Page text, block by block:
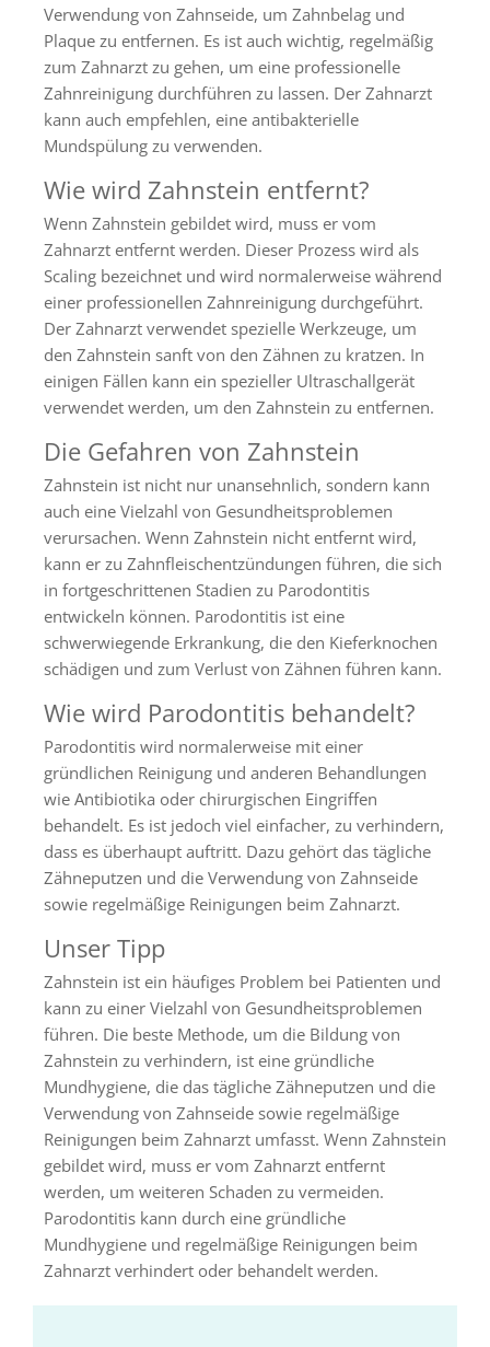
Verwendung von Zahnseide, um Zahnbelag und
Plaque zu entfernen. Es ist auch wichtig, regelmäßig
zum Zahnarzt zu gehen, um eine professionelle
Zahnreinigung durchführen zu lassen. Der Zahnarzt
kann auch empfehlen, eine antibakterielle
Mundspülung zu verwenden.
Wie wird Zahnstein entfernt?
Wenn Zahnstein gebildet wird, muss er vom
Zahnarzt entfernt werden. Dieser Prozess wird als
Scaling bezeichnet und wird normalerweise während
einer professionellen Zahnreinigung durchgeführt.
Der Zahnarzt verwendet spezielle Werkzeuge, um
den Zahnstein sanft von den Zähnen zu kratzen. In
einigen Fällen kann ein spezieller Ultraschallgerät
verwendet werden, um den Zahnstein zu entfernen.
Die Gefahren von Zahnstein
Zahnstein ist nicht nur unansehnlich, sondern kann
auch eine Vielzahl von Gesundheitsproblemen
verursachen. Wenn Zahnstein nicht entfernt wird,
kann er zu Zahnfleischentzündungen führen, die sich
in fortgeschrittenen Stadien zu Parodontitis
entwickeln können. Parodontitis ist eine
schwerwiegende Erkrankung, die den Kieferknochen
schädigen und zum Verlust von Zähnen führen kann.
Wie wird Parodontitis behandelt?
Parodontitis wird normalerweise mit einer
gründlichen Reinigung und anderen Behandlungen
wie Antibiotika oder chirurgischen Eingriffen
behandelt. Es ist jedoch viel einfacher, zu verhindern,
dass es überhaupt auftritt. Dazu gehört das tägliche
Zähneputzen und die Verwendung von Zahnseide
sowie regelmäßige Reinigungen beim Zahnarzt.
Unser Tipp
Zahnstein ist ein häufiges Problem bei Patienten und
kann zu einer Vielzahl von Gesundheitsproblemen
führen. Die beste Methode, um die Bildung von
Zahnstein zu verhindern, ist eine gründliche
Mundhygiene, die das tägliche Zähneputzen und die
Verwendung von Zahnseide sowie regelmäßige
Reinigungen beim Zahnarzt umfasst. Wenn Zahnstein
gebildet wird, muss er vom Zahnarzt entfernt
werden, um weiteren Schaden zu vermeiden.
Parodontitis kann durch eine gründliche
Mundhygiene und regelmäßige Reinigungen beim
Zahnarzt verhindert oder behandelt werden.